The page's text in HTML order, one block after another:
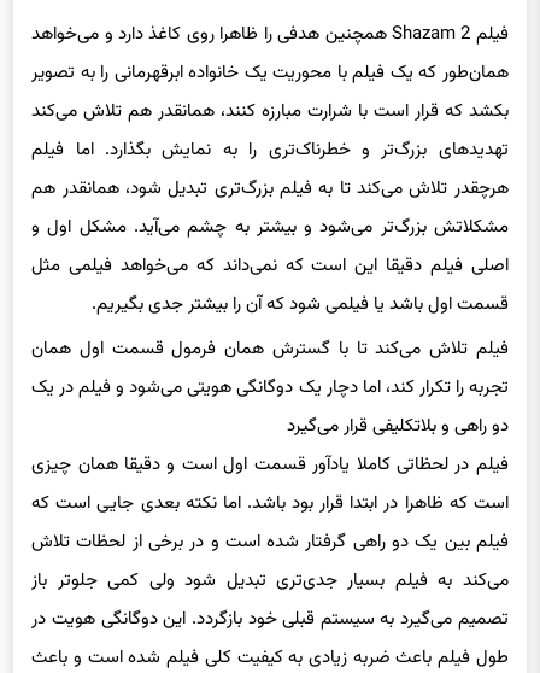
فیلم Shazam 2 همچنین هدفی را ظاهرا روی کاغذ دارد و می‌خواهد
همان‌طور که یک فیلم با محوریت یک خانواده ابرقهرمانی را به تصویر
بکشد که قرار است با شرارت مبارزه کنند، همانقدر هم تلاش می‌کند
تهدیدهای بزرگ‌تر و خطرناک‌تری را به نمایش بگذارد. اما فیلم
هرچقدر تلاش می‌کند تا به فیلم بزرگ‌تری تبدیل شود، همانقدر هم
مشکلاتش بزرگ‌تر می‌شود و بیشتر به چشم می‌آید. مشکل اول و
اصلی فیلم دقیقا این است که نمی‌داند که می‌خواهد فیلمی مثل
قسمت اول باشد یا فیلمی شود که آن را بیشتر جدی بگیریم.
فیلم تلاش می‌کند تا با گسترش همان فرمول قسمت اول همان
تجربه را تکرار کند، اما دچار یک دوگانگی هویتی می‌شود و فیلم در یک
دو راهی و بلاتکلیفی قرار می‌گیرد
فیلم در لحظاتی کاملا یادآور قسمت اول است و دقیقا همان چیزی
است که ظاهرا در ابتدا قرار بود باشد. اما نکته بعدی جایی است که
فیلم بین یک دو راهی گرفتار شده است و در برخی از لحظات تلاش
می‌کند به فیلم بسیار جدی‌تری تبدیل شود ولی کمی جلوتر باز
تصمیم می‌گیرد به سیستم قبلی خود بازگردد. این دوگانگی هویت در
طول فیلم باعث ضربه زیادی به کیفیت کلی فیلم شده است و باعث